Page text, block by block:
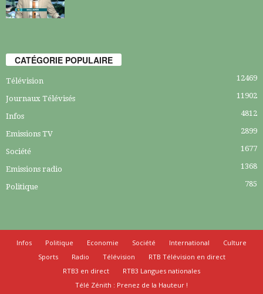
CATÉGORIE POPULAIRE
Télévision 12469
Journaux Télévisés 11902
Infos 4812
Emissions TV 2899
Société 1677
Emissions radio 1368
Politique 785
Infos Politique Economie Société International
Culture
Sports
Radio Télévision
RTB Télévision en direct
RTB3 en direct
RTB3 Langues nationales
Télé Zénith : Prenez de la Hauteur !